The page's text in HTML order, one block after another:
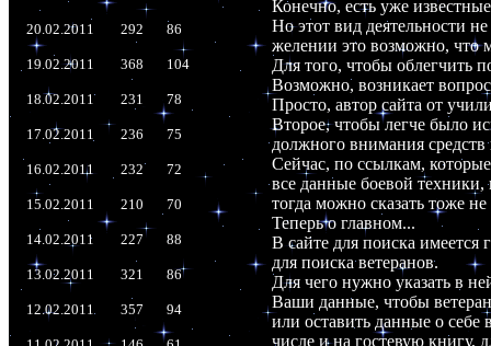
20.02.2011 292 86
19.02.2011 368 104
18.02.2011 231 78
17.02.2011 236 75
16.02.2011 232 72
15.02.2011 210 70
14.02.2011 227 88
13.02.2011 321 86
12.02.2011 357 94
Конечно, есть уже
Но этот вид деятельности
желении это возможно, что
Для того, чтобы облегчить
Возможно, возникает
Просто, автор сайта от
Второе, чтобы легче было
должного внимания
Сейчас, по ссылкам,
все данные боевой
тогда можно сказать тоже
Теперь о главном...
В сайте для поиска имеется
для поиска ветеранов.
Для чего нужно указать в
Ваши данные, чтобы
или оставить данные о себе
числе и на гостевую книгу,